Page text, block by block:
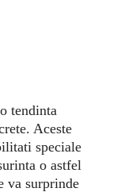
tendinta
Aceste
speciale
o astfel
va surprinde